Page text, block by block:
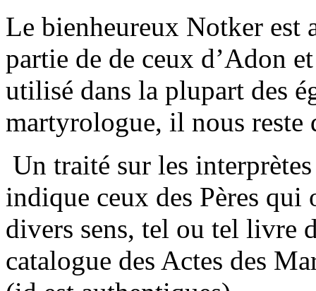
Le bienheureux Notker est
partie de de ceux d’Adon
utilisé dans la plupart des
martyrologue, il nous
Un traité sur les
indique ceux des Pères
divers sens, tel ou tel livre
catalogue des Actes des